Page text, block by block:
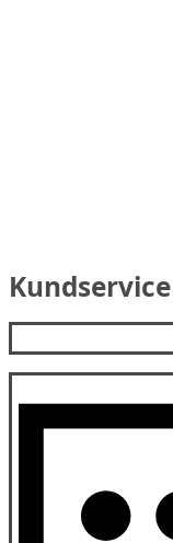
Kundservice